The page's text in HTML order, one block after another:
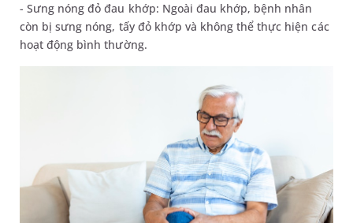
- Sưng nóng đỏ đau khớp: Ngoài đau khớp, bệnh nhân
còn bị sưng nóng, tấy đỏ khớp và không thể thực hiện các
hoạt động bình thường.